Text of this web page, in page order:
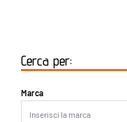
Cerca per:
La modifica di un filtro
Marca